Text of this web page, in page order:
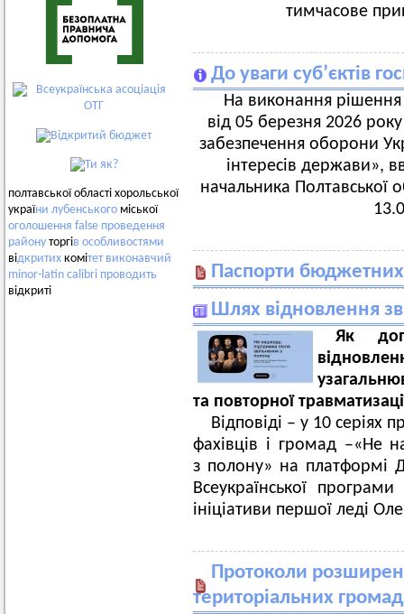
полтавської області хорольської
україни лубенського міської
оголошення false проведення
району торгів особливостями
відкритих комітет виконавчий
minor-latin calibri проводить
відкриті
тимчасове
До уваги суб’єктів
На виконання рішення
від 05 березня 2026
забезпечення оборони
інтересів держави»,
начальника Полтавської
Паспорти
Шлях відновлення
Як
та повторної
Відповіді – у 10 серіях
фахівців і громад –«Не
з полону» на платформі
Всеукраїнської
ініціативи першої леді
Протоколи
територіальних громад